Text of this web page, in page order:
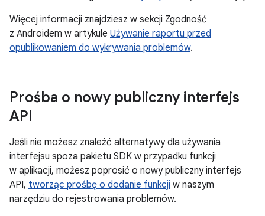
Więcej informacji znajdziesz w sekcji Zgodność
z Androidem w artykule Używanie raportu przed
opublikowaniem do wykrywania problemów.
Prośba o nowy publiczny interfejs
API
Jeśli nie możesz znaleźć alternatywy dla używania
interfejsu spoza pakietu SDK w przypadku funkcji
w aplikacji, możesz poprosić o nowy publiczny interfejs
API, tworząc prośbę o dodanie funkcji w naszym
narzędziu do rejestrowania problemów.